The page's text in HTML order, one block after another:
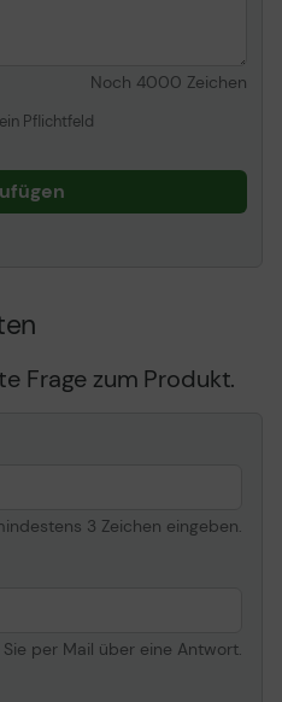
per Telefon und E-Mail
stehen.
Ihres Epson-Geräts
Telefon und E-Mail.
Noch 4000 Zeichen
Pflichtfeld
Frage zum Produkt.
3 Zeichen eingeben.
per Mail über eine Antwort.